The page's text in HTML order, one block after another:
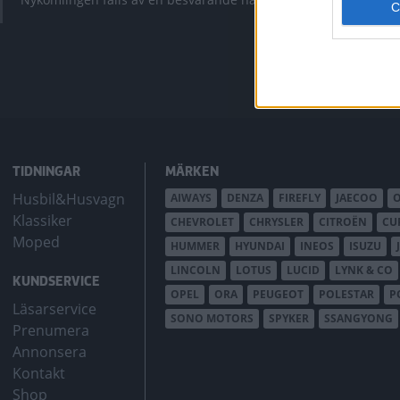
bZ4X
TIDNINGAR
Husbil&Husvagn
Klassiker
Moped
KUNDSERVICE
Läsarservice
Prenumera
Annonsera
Kontakt
Shop
MÄRKEN
AIWAYS DENZA FIREFLY JAECOO
CHEVROLET
CHRYSLER CITROËN
HUMMER
HYUNDAI INEOS ISUZU
LINCOLN
LOTUS LUCID LYNK & CO
OPEL
ORA PEUGEOT POLESTAR
SONO MOTORS
SPYKER SSANGYONG